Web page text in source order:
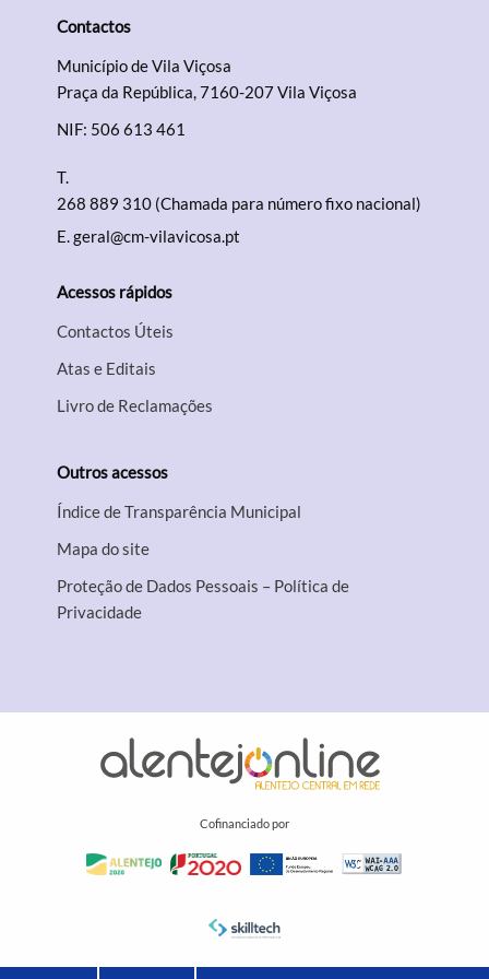
Contactos
Município de Vila Viçosa
Praça da República, 7160-207 Vila Viçosa
NIF: 506 613 461
T.
268 889 310 (Chamada para número fixo nacional)
E.geral@cm-vilavicosa.pt
Acessos rápidos
Contactos Úteis
Atas e Editais
Livro de Reclamações
Outros acessos
Índice de Transparência Municipal
Mapa do site
Proteção de Dados Pessoais – Política de
Privacidade
Cofinanciado por